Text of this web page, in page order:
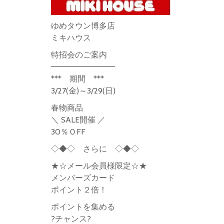
ゆめタウン博多店
ミキハウス
特招会のご案内
━━━━━━━━
*** 期間 ***
3/27(金)～3/29(日)
春物商品
＼ SALE開催 ／
30％ＯFF
◇◆◇ さらに ◇◆◇
★☆メール会員様限定☆★
メンバーズカード
ポイント２倍！
ポイントを集める
?チャンス?